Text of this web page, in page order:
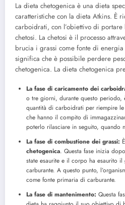
La dieta chetogenica è una dieta
caratteristiche con la dieta Atkins. È
carboidrati, con l’obiettivo di portare
chetosi. La chetosi è il processo
brucia i grassi come fonte di
significa che è possibile perdere
chetogenica. La dieta chetogenica
La fase di caricamento dei
o tre giorni, durante questo periodo,
quantità di carboidrati per riempire
che hanno il compito di
poterlo rilasciare in seguito, quando
La fase di combustione dei grassi:
chetogenica. Questa fase inizia
state esaurite e il corpo ha esaurito
carburante. A questo punto,
come fonte primaria di carburante.
La fase di mantenimento: Questa